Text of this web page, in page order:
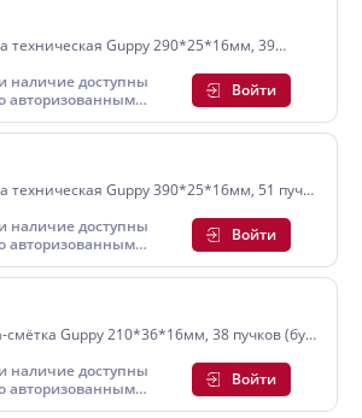
техническая Guppy 290*25*16мм, 39
наличие доступны
авторизованным
Войти
техническая Guppy 390*25*16мм, 51 пучок
наличие доступны
авторизованным
Войти
Guppy 210*36*16мм, 38 пучков (бук,
наличие доступны
авторизованным
Войти